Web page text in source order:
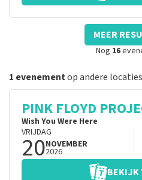
MEER
Nog 16
1 evenementop andere locaties
PINK FLOYD
Wish You Were Here
VRIJDAG
20NOVEMBER
2026
BEKIJK